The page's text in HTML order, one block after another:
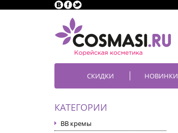
СКИДКИ НОВИНКИ
КАТЕГОРИИ
BB кремы